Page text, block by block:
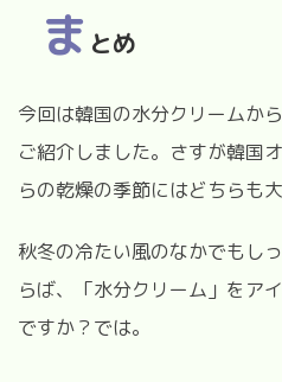
ま とめ
今回は韓国の水分クリームか
ご紹介しました。さすが韓国
らの乾燥の季節にはどちらも
秋冬の冷たい風のなかでもし
らば、「水分クリーム」をア
ですか？では。